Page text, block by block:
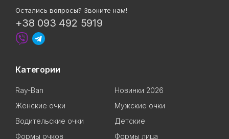
Остались вопросы? Звоните нам!
+38 093 492 5919
Категории
Ray-Ban
Новинки 2026
Женские очки
Мужские очки
Водительские очки
Детские
Формы очков
Формы лица